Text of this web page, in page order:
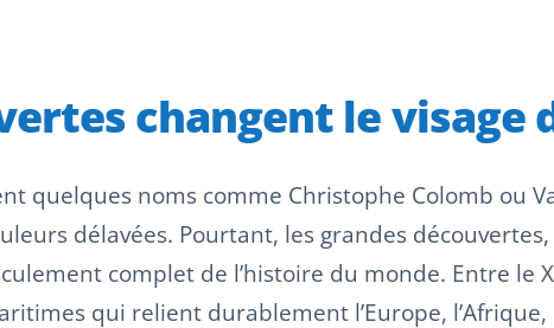
changent le visage
quelques noms comme Christophe Colomb ou
délavées. Pourtant, les grandes découvertes,
complet de l’histoire du monde. Entre le
qui relient durablement l’Europe, l’Afrique,